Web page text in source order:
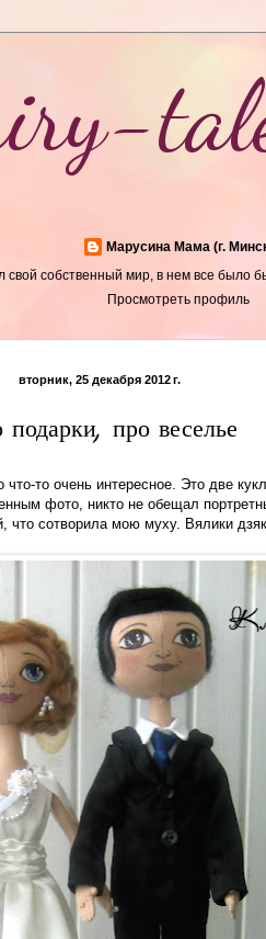
Марусина Мама (г.
собственный мир, в нем все было
Просмотреть профиль
вторник, 25 декабря 2012 г.
про веселье
то очень интересное. Это две
фото, никто не обещал
что сотворила мою муху. Вялики